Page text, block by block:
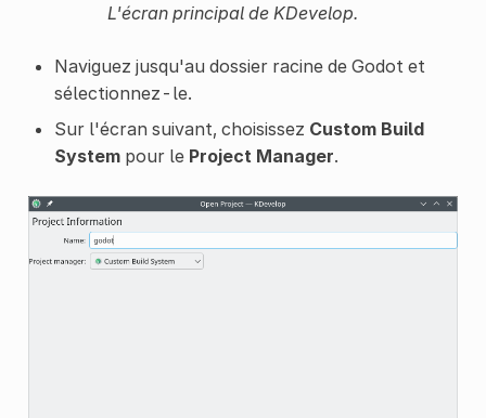
L'écran principal de KDevelop.
Naviguez jusqu'au dossier racine de Godot et
sélectionnez-le.
Sur l'écran suivant, choisissez Custom Build
Systempour le Project Manager.